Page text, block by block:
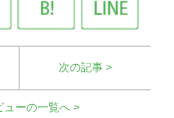
次の記事 >
ューの一覧へ >